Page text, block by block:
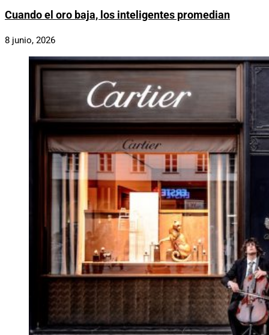
Cuando el oro baja, los inteligentes promedian
8 junio, 2026